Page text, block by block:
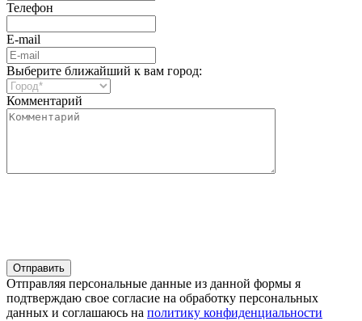
Телефон
E-mail
Выберите ближайший к вам город:
Комментарий
Отправляя персональные данные из данной формы я
подтверждаю свое согласие на обработку персональных
данных и соглашаюсь на политику конфиденциальности